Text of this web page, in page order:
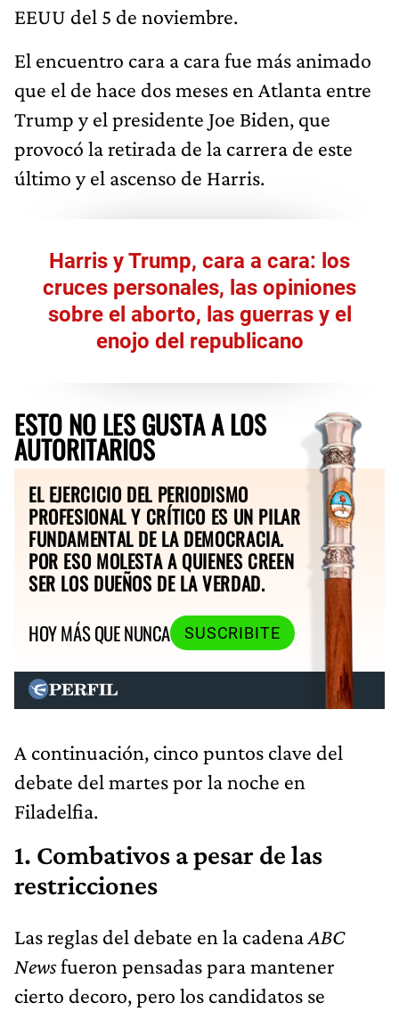
EEUU del 5 de noviembre.
El encuentro cara a cara fue más animado
que el de hace dos meses en Atlanta entre
Trump y el presidente Joe Biden, que
provocó la retirada de la carrera de este
último y el ascenso de Harris.
​Harris y Trump, cara a cara: los
cruces personales, las opiniones
sobre el aborto, las guerras y el
enojo del republicano
ESTO NO LES GUSTA A LOS
AUTORITARIOS
EL EJERCICIO DEL PERIODISMO
PROFESIONAL Y CRÍTICO ES UN PILAR
FUNDAMENTAL DE LA DEMOCRACIA.
POR ESO MOLESTA A QUIENES CREEN
SER LOS DUEÑOS DE LA VERDAD.
HOY MÁS QUE NUNCA
SUSCRIBITE
A continuación, cinco puntos clave del
debate del martes por la noche en
Filadelfia.
1. Combativos a pesar de las
restricciones
Las reglas del debate en la cadenaABC
Newsfueron pensadas para mantener
cierto decoro, pero los candidatos se